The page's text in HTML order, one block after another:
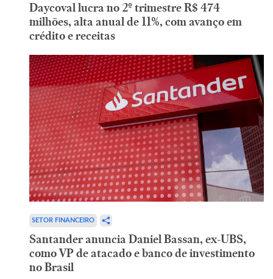
Daycoval lucra no 2º trimestre R$ 474
milhões, alta anual de 11%, com avanço em
crédito e receitas
SETOR FINANCEIRO
Santander anuncia Daniel Bassan, ex-UBS,
como VP de atacado e banco de investimento
no Brasil